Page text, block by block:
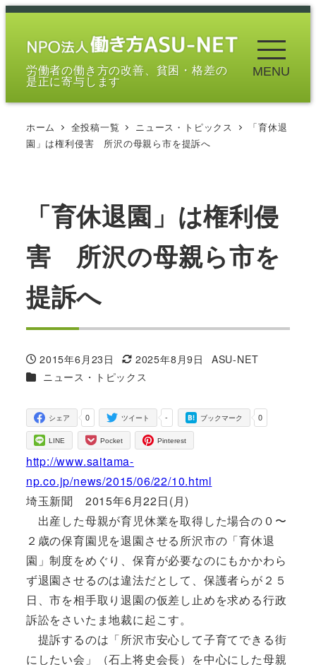
メ
労働者の働き方の改善、貧困・格差の
是正に寄与します
MENU
ホーム 全投稿一覧 ニュース・トピックス
「育休退
園」は権利侵害 所沢の母親ら市を提訴へ
「育休退園」は権利侵
害 所沢の母親ら市を
提訴へ
投稿日
2015年6月23日
更新日
2025年8月9日
著
ASU-NET
カテゴリー
ニュース・トピックス
0
シェア -
ツイート 0
ブックマーク
LINE Pocket Pinterest
http://www.saitama-
np.co.jp/news/2015/06/22/10.html
埼玉新聞 2015年6月22日(月)
出産した母親が育児休業を取得した場合の０〜
２歳の保育園児を退園させる所沢市の「育休退
園」制度をめぐり、保育が必要なのにもかかわら
ず退園させるのは違法だとして、保護者らが２５
日、市を相手取り退園の仮差し止めを求める行政
訴訟をさいたま地裁に起こす。
提訴するのは「所沢市安心して子育てできる街
にしたい会」（石上将史会長）を中心にした母親